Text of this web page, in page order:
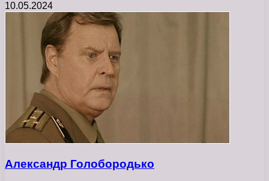
10.05.2024
Александр Голобородько